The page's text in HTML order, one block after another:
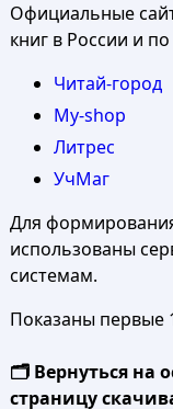
Официальные
книг в России и
Читай-город
My-shop
Литрес
УчМаг
Для
использованы
системам.
Показаны первые
🗂️ Вернуться на
страницу